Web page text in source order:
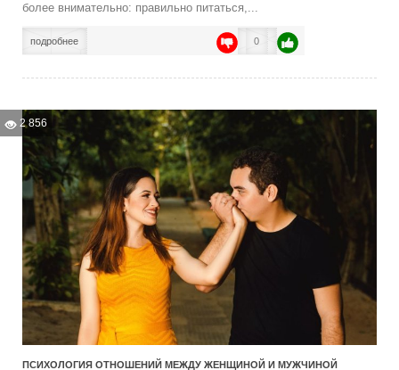
более внимательно: правильно питаться,...
подробнее 0
2 856
ПСИХОЛОГИЯ ОТНОШЕНИЙ МЕЖДУ ЖЕНЩИНОЙ И МУЖЧИНОЙ